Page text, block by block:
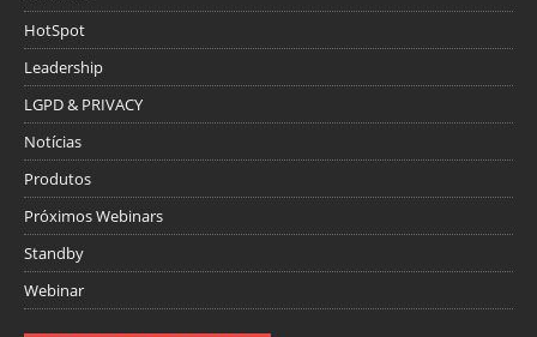
HotSpot
Leadership
LGPD & PRIVACY
Notícias
Produtos
Próximos Webinars
Standby
Webinar